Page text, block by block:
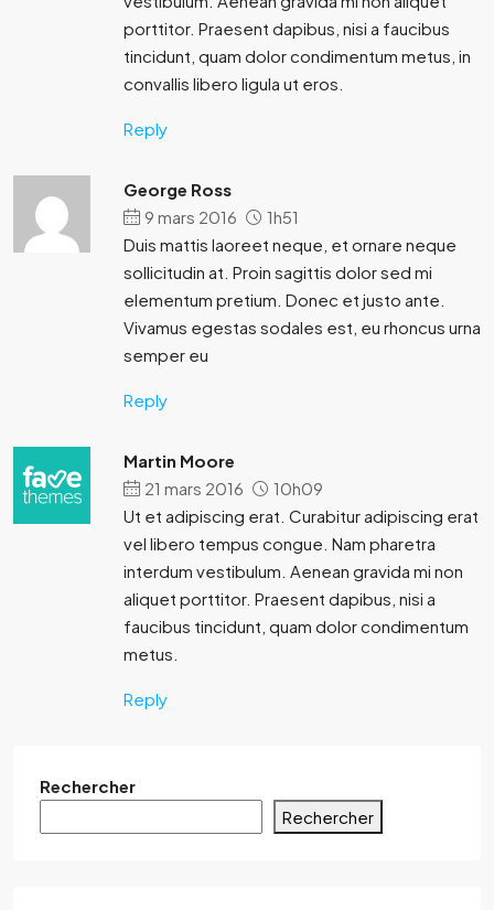
porttitor. Praesent dapibus, nisi a faucibus
tincidunt, quam dolor condimentum metus, in
convallis libero ligula ut eros.
Reply
George Ross
9 mars 2016
1h51
Duis mattis laoreet neque, et ornare neque
sollicitudin at. Proin sagittis dolor sed mi
elementum pretium. Donec et justo ante.
Vivamus egestas sodales est, eu rhoncus urna
semper eu
Reply
Martin Moore
21 mars 2016
10h09
Ut et adipiscing erat. Curabitur adipiscing erat
vel libero tempus congue. Nam pharetra
interdum vestibulum. Aenean gravida mi non
aliquet porttitor. Praesent dapibus, nisi a
faucibus tincidunt, quam dolor condimentum
metus.
Reply
Rechercher
Rechercher